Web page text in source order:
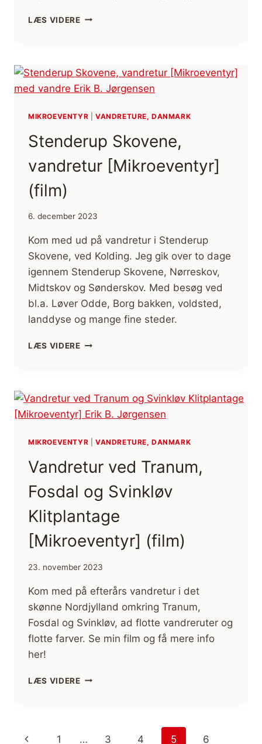
LÆS VIDEREKULLEN,
FRILUFTSPERLE
I
SVERIGE
MIKROEVENTYR VANDRETURE, DANMARK
Stenderup Skovene,
vandretur [Mikroeventyr]
(film)
6. december 2023
Kom med ud på vandretur i Stenderup
Skovene, ved Kolding. Jeg gik over to dage
igennem Stenderup Skovene, Nørreskov,
Midtskov og Sønderskov. Med besøg ved
bl.a. Løver Odde, Borg bakken, voldsted,
landdyse og mange fine steder.
LÆS VIDERESTENDERUP
MIKROEVENTYR VANDRETURE, DANMARK
Vandretur ved Tranum,
Fosdal og Svinkløv
Klitplantage
[Mikroeventyr] (film)
23. november 2023
Kom med på efterårs vandretur i det
skønne Nordjylland omkring Tranum,
Fosdal og Svinkløv, ad flotte vandreruter og
flotte farver. Se min film og få mere info
her!
LÆS VIDEREVANDRETUR
SVINKLØV
Side
Forrige 1 … 3 4 5 6